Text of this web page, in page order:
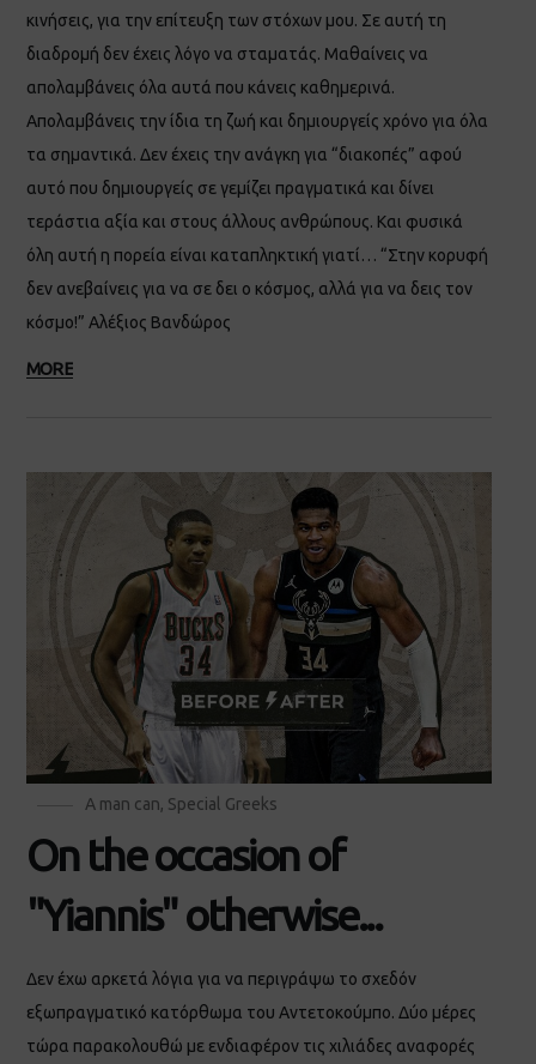
κινήσεις, για την επίτευξη των στόχων μου. Σε αυτή τη
διαδρομή δεν έχεις λόγο να σταματάς. Μαθαίνεις να
απολαμβάνεις όλα αυτά που κάνεις καθημερινά.
Απολαμβάνεις την ίδια τη ζωή και δημιουργείς χρόνο για όλα
τα σημαντικά. Δεν έχεις την ανάγκη για “διακοπές” αφού
αυτό που δημιουργείς σε γεμίζει πραγματικά και δίνει
τεράστια αξία και στους άλλους ανθρώπους. Και φυσικά
όλη αυτή η πορεία είναι καταπληκτική γιατί… “Στην κορυφή
δεν ανεβαίνεις για να σε δει ο κόσμος, αλλά για να δεις τον
κόσμο!” Αλέξιος Βανδώρος
MORE
A man can, Special Greeks
On the occasion of
"Yiannis" otherwise...
Δεν έχω αρκετά λόγια για να περιγράψω το σχεδόν
εξωπραγματικό κατόρθωμα του Αντετοκούμπο. Δύο μέρες
τώρα παρακολουθώ με ενδιαφέρον τις χιλιάδες αναφορές